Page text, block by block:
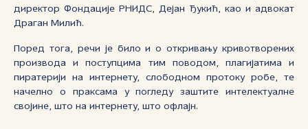
директор Фондације РНИДС, Дејан Ђукић, као и адвокат
Драган Милић.
Поред тога, речи је било и о откривању кривотворених
производа и поступцима тим поводом, плагијатима и
пиратерији на интернету, слободном протоку робе, те
начелно о праксама у погледу заштите интелектуалне
својине, што на интернету, што офлајн.